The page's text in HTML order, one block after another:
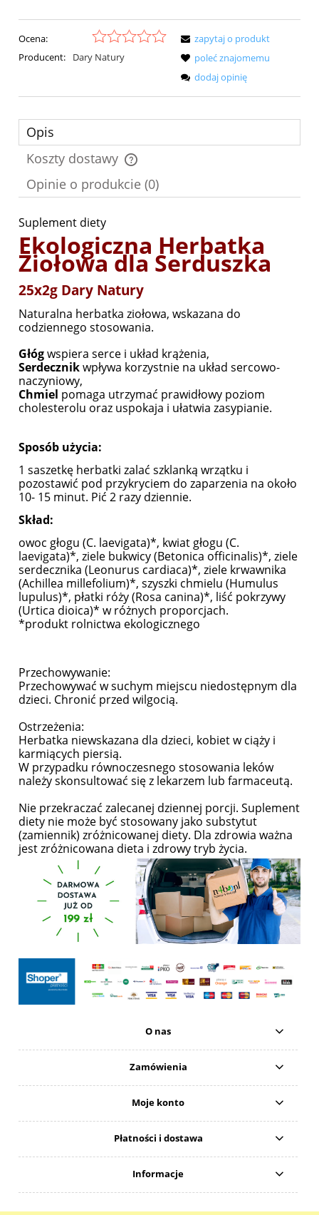
Ocena:
Producent:
Dary Natury
zapytaj o produkt
poleć znajomemu
dodaj opinię
Opis
Koszty dostawy
Cena nie zawiera ewentualnych kosztów płatności
Opinie o produkcie (0)
Suplement diety
Ekologiczna Herbatka
Ziołowa dla Serduszka
25x2g Dary Natury
Naturalna herbatka ziołowa, wskazana do
codziennego stosowania.
Głógwspiera serce i układ krążenia,
Serdecznikwpływa korzystnie na układ sercowo-
naczyniowy,
Chmiel pomaga utrzymać prawidłowy poziom
cholesterolu oraz uspokaja i ułatwia zasypianie.
Sposób użycia:
1 saszetkę herbatki zalać szklanką wrzątku i
pozostawić pod przykryciem do zaparzenia na około
10- 15 minut. Pić 2 razy dziennie.
Skład:
owoc głogu (C. laevigata)*, kwiat głogu (C.
laevigata)*, ziele bukwicy (Betonica officinalis)*, ziele
serdecznika (Leonurus cardiaca)*, ziele krwawnika
(Achillea millefolium)*, szyszki chmielu (Humulus
lupulus)*, płatki róży (Rosa canina)*, liść pokrzywy
(Urtica dioica)* w różnych proporcjach.
*produkt rolnictwa ekologicznego
Przechowywanie:
Przechowywać w suchym miejscu niedostępnym dla
dzieci. Chronić przed wilgocią.
Ostrzeżenia:
Herbatka niewskazana dla dzieci, kobiet w ciąży i
karmiących piersią.
W przypadku równoczesnego stosowania leków
należy skonsultować się z lekarzem lub farmaceutą.
Nie przekraczać zalecanej dziennej porcji. Suplement
diety nie może być stosowany jako substytut
(zamiennik) zróżnicowanej diety. Dla zdrowia ważna
jest zróżnicowana dieta i zdrowy tryb życia.
O nas
Zamówienia
Moje konto
Płatności i dostawa
Informacje